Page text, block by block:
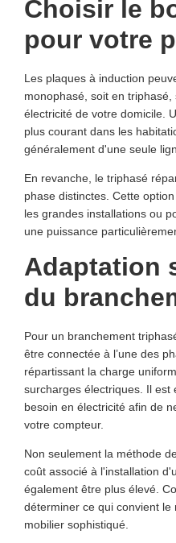
Choisir le
pour votre
Les plaques à induction
monophasé, soit en triphasé,
électricité de votre domicile.
plus courant dans les
généralement d'une seule
En revanche, le triphasé
phase distinctes. Cette
les grandes installations ou
une puissance
Adaptation
du
Pour un branchement
être connectée à l’une des
répartissant la charge
surcharges électriques. Il est
besoin en électricité afin de
votre compteur.
Non seulement la méthode
coût associé à l'installation
également être plus élevé.
déterminer ce qui convient
mobilier sophistiqué.